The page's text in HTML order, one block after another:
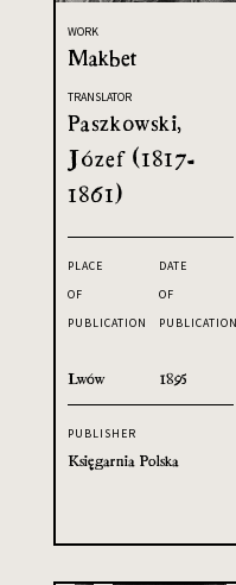
WORK
Makbet
TRANSLATOR
Paszkowski,
Józef (1817-
1861)
PLACE
OF
PUBLICATION
Lwów
DATE
OF
PUBLICATION
1895
PUBLISHER
Księgarnia Polska